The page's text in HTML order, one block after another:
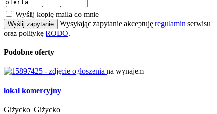
Wyślij kopię maila do mnie
Wyślij zapytanie Wysyłając zapytanie akceptuję regulamin serwisu
oraz politykę RODO.
Podobne oferty
na wynajem
lokal komercyjny
Giżycko, Giżycko